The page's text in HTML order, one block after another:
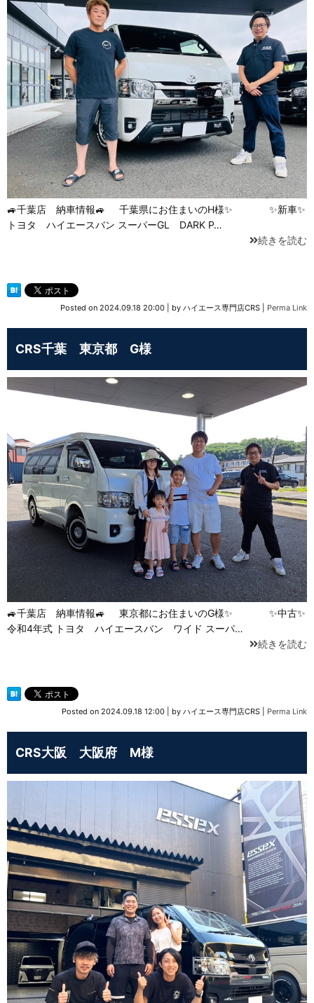
🚙千葉店 納車情報🚙 千葉県にお住まいのH様✨ ✨新車✨
トヨタ ハイエースバン スーパーGL DARK P…
続きを読む
Posted on 2024.09.18 20:00 by ハイエース専門店CRS Perma Link
CRS千葉 東京都 G様
🚙千葉店 納車情報🚙 東京都にお住まいのG様✨ ✨中古✨
令和4年式 トヨタ ハイエースバン ワイド スーパ…
続きを読む
Posted on 2024.09.18 12:00 by ハイエース専門店CRS Perma Link
CRS大阪 大阪府 M様